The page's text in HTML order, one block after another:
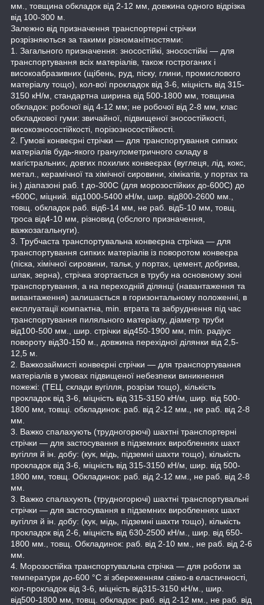
мм., товщина обкладок від 2-12 мм, довжина одного відрізка
від 100-300 м.
Залежно від призначення транспортерні стрічки
розрізняються за такими різноманітностями:
1. Загального призначення: зносостійкі, зносостійкі — для
транспортування всіх матеріалів, також гостроганих і
високоабразивних (щібень, руд, піску, глини, промислового
матеріалу тощо), кол-вої прокладок від 3-6, міцність від 315-
3150 кН/м, стандартна ширина від 500-1800 мм, товщина
обкладок: робочої від 4-12 мм; не робочої від 2-8 мм, клас
обкладкової гуми: звичайної, підвищеної зносостійкості,
високозносостійкості, порізозносостійкості.
2. Гумові конвеєрні стрічки — для транспортування сипких
матеріалів будь-якого гранулометричного складу в
магістральних, довгих похилих конвеєрах (вуглеця, лід, кокс,
метал., керамічної та хімічної сировини, хімікатів, у портах та
ін.) діапазоні раб. t до-300С (для морозостійких до-600С) до
+600С, міцний. від1000-5400 кН/м, шир. від800-2600 мм.,
товщ. обкладок раб. від6-14 мм, не раб. від5-10 мм, товщ.
троса від4-10 мм, різновид (обслого призначення,
важкозагальнуги).
3. Трубчаста транспортувальна конвеєрна стрічка — для
транспортування сипких матеріалів із поворотом конвеєра
(піска, хімічної сировини, тальк, у портах, цемент, добрива,
шлак, зерна), стрічка згортається в трубу на основному зоні
транспортування, а на переходній ділянці (навантаження та
вивантаження) залишається в горизонтальному положенні, в
експлуатації компактна, min. втрата та забруднення під час
транспортування пиляльного матеріалу, діаметр труби
від100-500 мм., шир. стрічки від450-1900 мм, min. радіус
повороту від30-150 м., довжина перехідної ділянки від 2,5-
12,5 м.
2. Важкозаймисті конвеєрні стрічки — для транспортування
матеріалів в умовах підвищеної небезпеки виникнення
пожежі: (ТЕЦ, склади вугілля, розрізи тощо), кількість
прокладок від 3-6, міцність від 315-3150 кН/м, шир. від 500-
1800 мм, товщі. обкладинок: раб. від 2-12 мм., не раб. від 2-8
мм.
3. Важко спалахують (трудногорючі) шахтні транспортерні
стрічки — для застосування в підземних виробленнях шахт
вугілля й ін. добу: (кук, мідь, підземні шахти тощо), кількість
прокладок від 3-6, міцність від 315-3150 кН/м, шир. від 500-
1800 мм, товщ. Обкладинок: раб. від 2-12 мм., не раб. від 2-8
мм.
3. Важко спалахують (трудногорючі) шахтні транспортувальні
стрічки — для застосування в підземних виробленнях шахт
вугілля й ін. добу: (кук, мідь, підземні шахти тощо), кількість
прокладок від 2-6, міцність від 630-2500 кН/м., шир. від 650-
1800 мм., товщ. Обкладинок: раб. від 2-10 мм., не раб. від 2-6
мм.
4. Морозостійка транспортувальна стрічка — для роботи за
температури до-600 °C зі збереженням свіжо-в еластичності,
кол-прокладок від 3-6, міцність від315-3150 кН/м., шир.
від500-1800 мм, товщ. обкладок: раб. від 2-12 мм., не раб. від